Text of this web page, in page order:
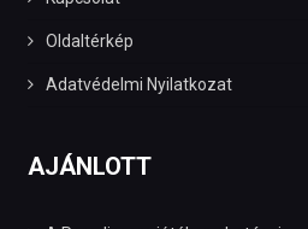
Oldaltérkép
Adatvédelmi Nyilatkozat
AJÁNLOTT